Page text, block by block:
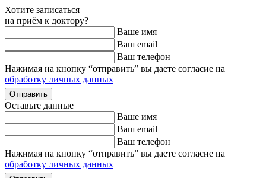
Хотите записаться
на приём к доктору?
Ваше имя
Ваш email
Ваш телефон
Нажимая на кнопку “отправить” вы даете согласие на
обработку личных данных
Оставьте данные
Ваше имя
Ваш email
Ваш телефон
Нажимая на кнопку “отправить” вы даете согласие на
обработку личных данных